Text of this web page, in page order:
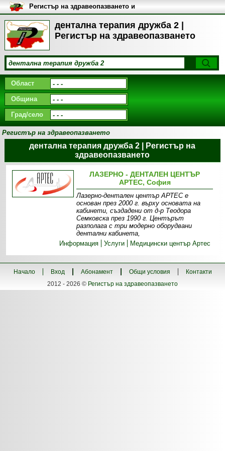
дентална терапия дружба 2 |
Регистър на здравеопазването
Регистър на здравеопазването и
медицинските заведения в
България
Област
Община
Град/село
Регистър на здравеопазването
дентална терапия дружба 2 | Регистър на
здравеопазването
ЛАЗЕРНО - ДЕНТАЛЕН ЦЕНТЪР
АРТЕС, София
Лазерно-дентален център АРТЕС е
основан през 2000 г. върху основата на
кабинети, създадени от д-р Теодора
Семковска през 1990 г. Центърът
разполага с три модерно оборудвани
дентални кабинета,
Информация
Услуги Медицински център Артес
Начало Вход Абонамент Общи условия
Контакти
2012 - 2026 © Регистър на здравеопазването